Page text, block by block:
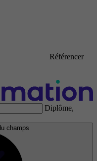
Référencer
Diplôme,
champs